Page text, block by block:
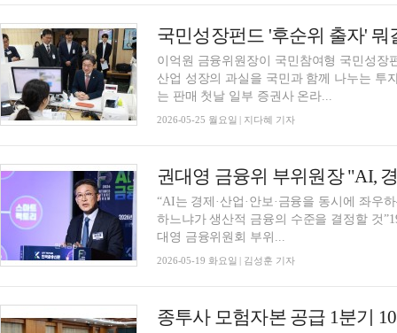
이억원 금융위원장이 국민참여형 국민성
산업 성장의 과실을 국민과 함께 나누는 투
는 판매 첫날 일부 증권사 온라...
2026-05-25 월요일 | 지다혜 기자
“AI는 경제·산업·안보·금융을 동시에 좌우
하느냐가 생산적 금융의 수준을 결정할 것
대영 금융위원회 부위...
2026-05-19 화요일 | 김성훈 기자